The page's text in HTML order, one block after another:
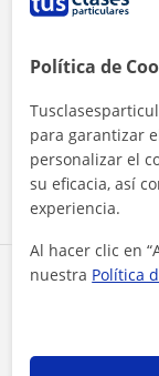
Comparte a
Al hacer clic,
Política de
para garantizar
personalizar el
su eficacia, así
experiencia.
Al hacer clic en
nuestra Política